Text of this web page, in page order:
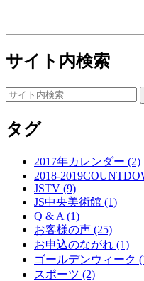
サイト内検索
タグ
2017年カレンダー (2)
2018-
JSTV (9)
JS中央美術館 (1)
Q & A (1)
お客様の声 (25)
お申込のながれ (1)
ゴールデンウィーク
スポーツ (2)